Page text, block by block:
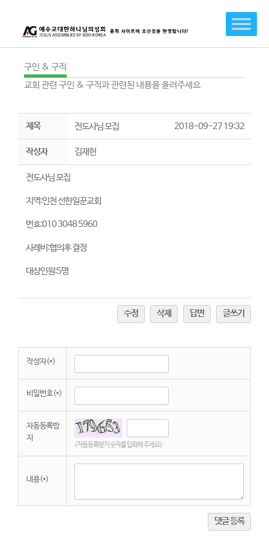
로
구인 & 구직
교회 관련 구인 & 구직과 관련된 내용을 올려주세요
제목 전도사님 모집 2018-09-27 19:32
작성자 김재헌
전도사님 모집
지역:인천 선한일꾼교회
번호:010 3048 5960
사례비:협의후 결정
대상인원:5명
수정 삭제 답변 글쓰기
작성자(*)
비밀번호(*)
자동등록방
지
(자동등록방지 숫자를 입력해 주세요)
내용(*)
댓글 등록